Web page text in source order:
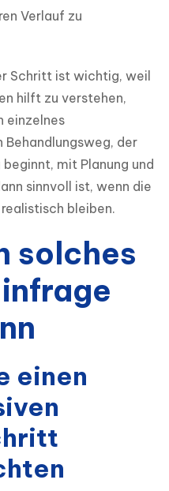
Verlauf zu
Schritt ist wichtig, weil
hilft zu verstehen,
einzelnes
Behandlungsweg, der
mit Planung und
sinnvoll ist, wenn die
bleiben.
solches
einen